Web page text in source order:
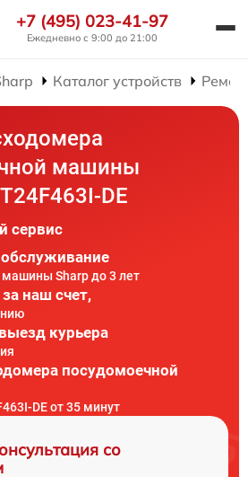
+7 (495) 023-41-97
Ежедневно с 9:00 до 21:00
Каталог устройств
машины
DE
сервис
Sharp до 3 лет
наш счет,
курьера
посудомоечной
DE от 35 минут
со